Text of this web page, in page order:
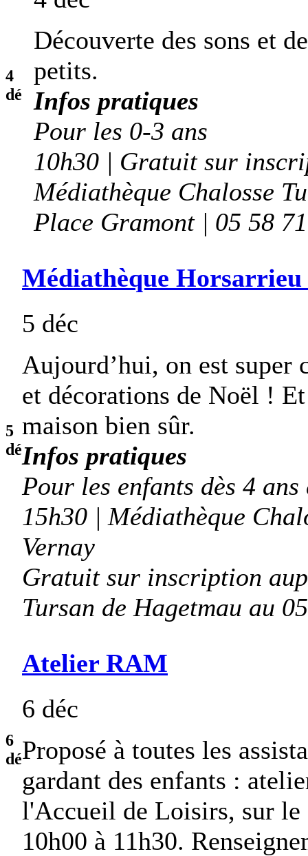
4
dé
Découverte des sons et
petits.
Infos pratiques
Pour les 0-3 ans
10h30 | Gratuit sur
Médiathèque Chalosse
Place Gramont | 05 58
5
dé
Médiathèque
5 déc
Aujourd’hui, on est super
et décorations de Noël !
maison bien sûr.
Infos pratiques
Pour les enfants dès 4
15h30 | Médiathèque
Vernay
Gratuit sur inscription
Tursan de Hagetmau au
6
dé
Atelier RAM
6 déc
Proposé à toutes les
gardant des enfants :
l'Accueil de Loisirs, sur le
10h00 à 11h30.